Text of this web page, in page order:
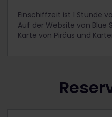
Einschiffzeit ist 1 Stunde
Auf der Website von Blue
Karte von Piräus und